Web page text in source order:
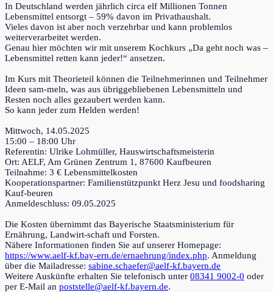
In Deutschland werden jährlich circa elf Millionen Tonnen
Lebensmittel entsorgt – 59% davon im Privathaushalt.
Vieles davon ist aber noch verzehrbar und kann problemlos
weiterverarbeitet werden.
Genau hier möchten wir mit unserem Kochkurs „Da geht noch was –
Lebensmittel retten kann jeder!“ ansetzen.
Im Kurs mit Theorieteil können die Teilnehmerinnen und Teilnehmer
Ideen sam-meln, was aus übriggebliebenen Lebensmitteln und
Resten noch alles gezaubert werden kann.
So kann jeder zum Helden werden!
Mittwoch, 14.05.2025
15:00 – 18:00 Uhr
Referentin: Ulrike Lohmüller, Hauswirtschaftsmeisterin
Ort: AELF, Am Grünen Zentrum 1, 87600 Kaufbeuren
Teilnahme: 3 € Lebensmittelkosten
Kooperationspartner: Familienstützpunkt Herz Jesu und foodsharing
Kauf-beuren
Anmeldeschluss: 09.05.2025
Die Kosten übernimmt das Bayerische Staatsministerium für
Ernährung, Landwirt-schaft und Forsten.
Nähere Informationen finden Sie auf unserer Homepage:
https://www.aelf-kf.bay-ern.de/ernaehrung/index.php. Anmeldung
über die Mailadresse: sabine.schaefer@aelf-kf.bayern.de
Weitere Auskünfte erhalten Sie telefonisch unter 08341 9002-0 oder
per E-Mail an poststelle@aelf-kf.bayern.de.